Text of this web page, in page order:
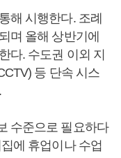
해 시행한다. 조례
며 올해 상반기에
다. 수도권 이외 지
등 단속 시스
수준으로 필요하다
에 휴업이나 수업